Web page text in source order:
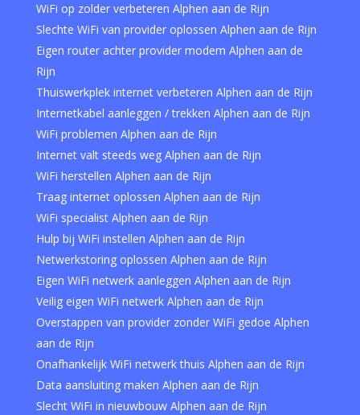
WiFi op zolder verbeteren Alphen aan de Rijn
Slechte WiFi van provider oplossen Alphen aan de Rijn
Eigen router achter provider modem Alphen aan de
Rijn
Thuiswerkplek internet verbeteren Alphen aan de Rijn
Internetkabel aanleggen / trekken Alphen aan de Rijn
WiFi problemen Alphen aan de Rijn
Internet valt steeds weg Alphen aan de Rijn
WiFi herstellen Alphen aan de Rijn
Traag internet oplossen Alphen aan de Rijn
WiFi specialist Alphen aan de Rijn
Hulp bij WiFi instellen Alphen aan de Rijn
Netwerkstoring oplossen Alphen aan de Rijn
Eigen WiFi netwerk aanleggen Alphen aan de Rijn
Veilig eigen WiFi netwerk Alphen aan de Rijn
Overstappen van provider zonder WiFi gedoe Alphen
aan de Rijn
Onafhankelijk WiFi netwerk thuis Alphen aan de Rijn
Data aansluiting maken Alphen aan de Rijn
Slecht WiFi in nieuwbouw Alphen aan de Rijn